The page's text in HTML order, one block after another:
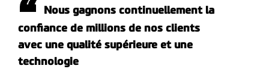
Nous gagnons continuellement la
confiance de millions de nos clients
avec une qualité supérieure et une
technologie